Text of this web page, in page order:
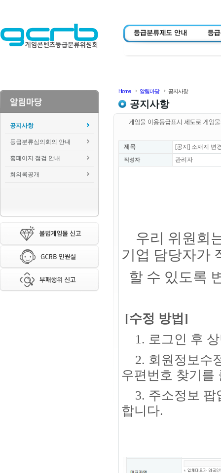
공지사항
등급분류심의회의 안내
홈페이지 점검 안내
회의록공개
Home 알림마당 공지사항
공지사항
제목 [공지] 소재지 변
작성자 관리자
우리 위원회
기업 담당자가
할 수 있도록
[수정 방법]
1. 로그인 후 상
2. 회원정보수
우편번호 찾기를
3. 주소정보 팝
합니다.